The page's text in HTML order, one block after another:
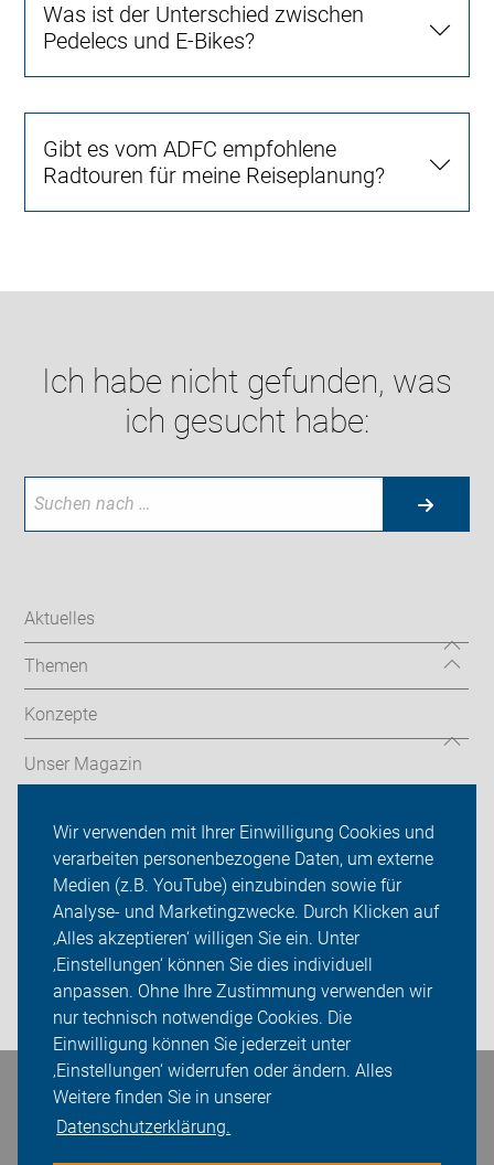
Wir verwenden mit Ihrer Einwilligung Cookies und
verarbeiten personenbezogene Daten, um externe
Medien (z.B. YouTube) einzubinden sowie für
Analyse- und Marketingzwecke. Durch Klicken auf
‚Alles akzeptieren‘ willigen Sie ein. Unter
‚Einstellungen‘ können Sie dies individuell
anpassen. Ohne Ihre Zustimmung verwenden wir
nur technisch notwendige Cookies. Die
Einwilligung können Sie jederzeit unter
‚Einstellungen‘ widerrufen oder ändern. Alles
Weitere finden Sie in unserer
Datenschutzerklärung.
Was ist der Unterschied zwischen
Pedelecs und E-Bikes?
Gibt es vom ADFC empfohlene
Radtouren für meine Reiseplanung?
Ich habe nicht gefunden, was
ich gesucht habe:
Aktuelles
Themen
Konzepte
Unser Magazin
ADFC Baden-Baden
Sei dabei
Presse
Login
Bleiben Sie in Kontakt